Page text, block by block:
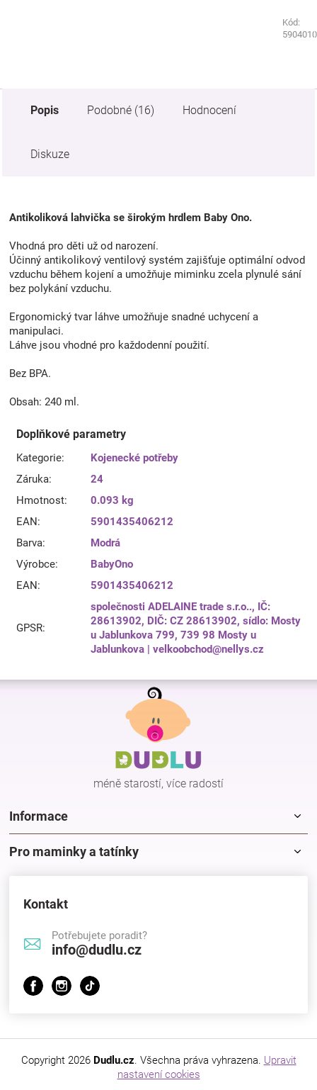
Kód:
Kód:
Popis Podobné (16) Hodnocení
Diskuze
Antikoliková lahvička se širokým hrdlem Baby Ono.
Vhodná pro děti už od narození.
Účinný antikolikový ventilový systém zajišťuje optimální odvod
vzduchu během kojení a umožňuje miminku zcela plynulé sání
bez polykání vzduchu.
Ergonomický tvar láhve umožňuje snadné uchycení a
manipulaci.
Láhve jsou vhodné pro každodenní použití.
Bez BPA.
Obsah: 240 ml.
Doplňkové parametry
Kategorie:
Kojenecké potřeby
Záruka:
24
Hmotnost:
0.093 kg
EAN:
5901435406212
Barva:
Modrá
Výrobce:
BabyOno
EAN: 5901435406212
GPSR:
společnosti ADELAINE trade s.r.o.., IČ:
28613902, DIČ: CZ 28613902, sídlo: Mosty
u Jablunkova 799, 739 98 Mosty u
Jablunkova | velkoobchod@nellys.cz
Z
méně starostí, více radostí
Informace
Pro maminky a tatínky
Kontakt
Potřebujete poradit?
info@dudlu.cz
Copyright 2026 Dudlu.cz. Všechna práva vyhrazena. Upravit
nastavení cookies